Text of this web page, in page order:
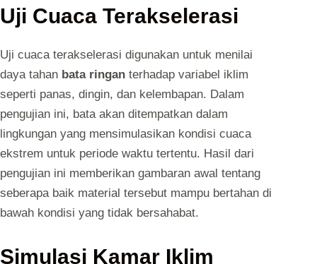
Uji Cuaca Terakselerasi
Uji cuaca terakselerasi digunakan untuk menilai
daya tahan bata ringan terhadap variabel iklim
seperti panas, dingin, dan kelembapan. Dalam
pengujian ini, bata akan ditempatkan dalam
lingkungan yang mensimulasikan kondisi cuaca
ekstrem untuk periode waktu tertentu. Hasil dari
pengujian ini memberikan gambaran awal tentang
seberapa baik material tersebut mampu bertahan di
bawah kondisi yang tidak bersahabat.
Simulasi Kamar Iklim